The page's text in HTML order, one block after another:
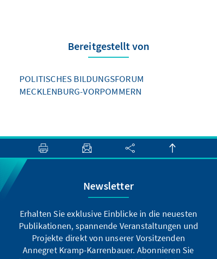
Bereitgestellt von
POLITISCHES BILDUNGSFORUM
MECKLENBURG-VORPOMMERN
Newsletter
Erhalten Sie exklusive Einblicke in die neuesten
Publikationen, spannende Veranstaltungen und
Projekte direkt von unserer Vorsitzenden
Annegret Kramp-Karrenbauer. Abonnieren Sie